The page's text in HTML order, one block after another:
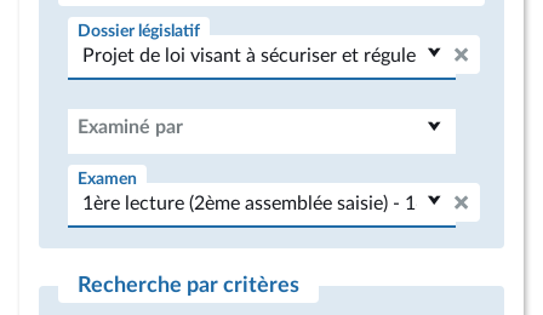
Dossier législatif
Examiné par
Examen
Recherche par critères